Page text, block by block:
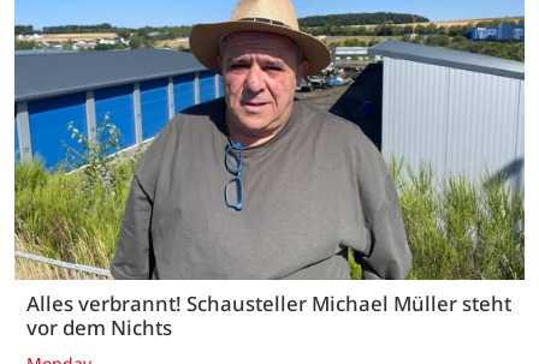
Alles verbrannt! Schausteller Michael Müller steht
vor dem Nichts